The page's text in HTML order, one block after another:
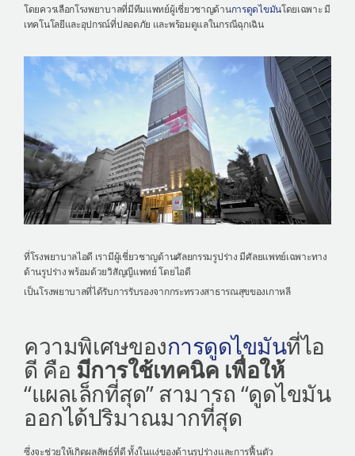
โดยควรเลือกโรงพยาบาลที่มีทีมแพทย์ผู้เชี่ยวชาญด้านการดูดไขมันโดยเฉพาะ มี
เทคโนโลยีและอุปกรณ์ที่ปลอดภัย และพร้อมดูแลในกรณีฉุกเฉิน
ที่โรงพยาบาลไอดี เรามีผู้เชี่ยวชาญด้านศัลยกรรมรูปร่าง มีศัลยแพทย์เฉพาะทาง
ด้านรูปร่าง พร้อมด้วยวิสัญญีแพทย์ โดยไอดี
เป็นโรงพยาบาลที่ได้รับการรับรองจากกระทรวงสาธารณสุขของเกาหลี
ความพิเศษของการดูดไขมันที่ไอ
ดี คือ มีการใช้เทคนิค เพื่อให้
“แผลเล็กที่สุด” สามารถ “ดูดไขมัน
ออกได้ปริมาณมากที่สุด
ซึ่งจะช่วยให้เกิดผลลัพธ์ที่ดี ทั้งในแง่ของด้านรูปร่างและการฟื้นตัว